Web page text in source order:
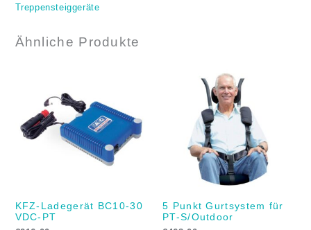
Treppensteiggeräte
Ähnliche Produkte
KFZ-Ladegerät BC10-30
VDC-PT
5 Punkt Gurtsystem für
PT-S/Outdoor